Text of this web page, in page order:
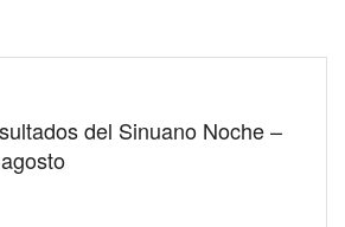
del Sinuano Noche –